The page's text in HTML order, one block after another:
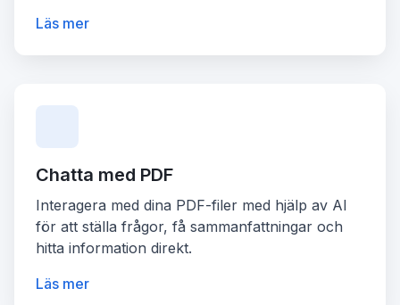
Läs mer
Chatta med PDF
Interagera med dina PDF-filer med hjälp av AI
för att ställa frågor, få sammanfattningar och
hitta information direkt.
Läs mer